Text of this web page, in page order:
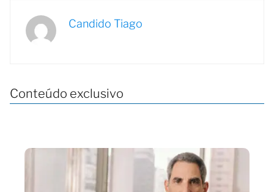
Candido Tiago
Conteúdo exclusivo